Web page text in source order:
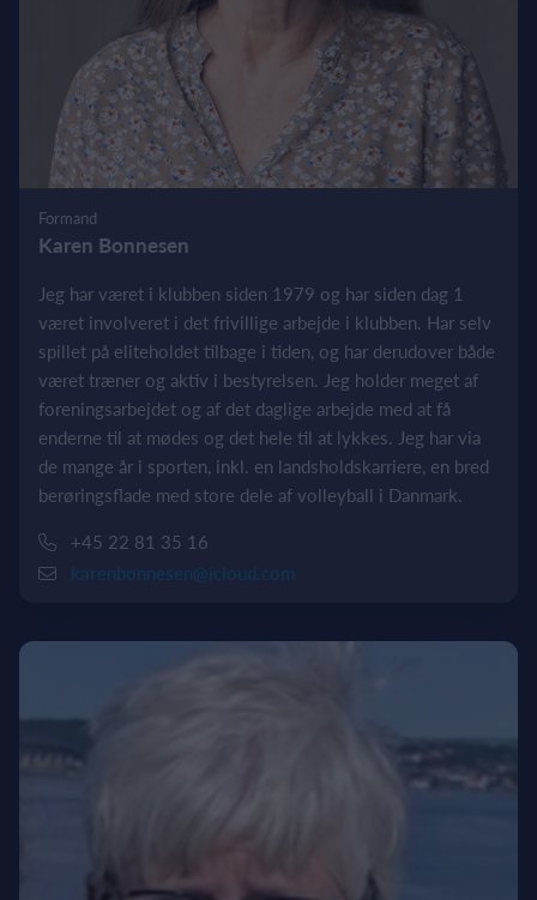
Formand
Karen Bonnesen
Jeg har været i klubben siden 1979 og har siden dag 1
været involveret i det frivillige arbejde i klubben. Har selv
spillet på eliteholdet tilbage i tiden, og har derudover både
været træner og aktiv i bestyrelsen. Jeg holder meget af
foreningsarbejdet og af det daglige arbejde med at få
enderne til at mødes og det hele til at lykkes. Jeg har via
de mange år i sporten, inkl. en landsholdskarriere, en bred
berøringsflade med store dele af volleyball i Danmark.
+45 22 81 35 16
karenbonnesen@icloud.com